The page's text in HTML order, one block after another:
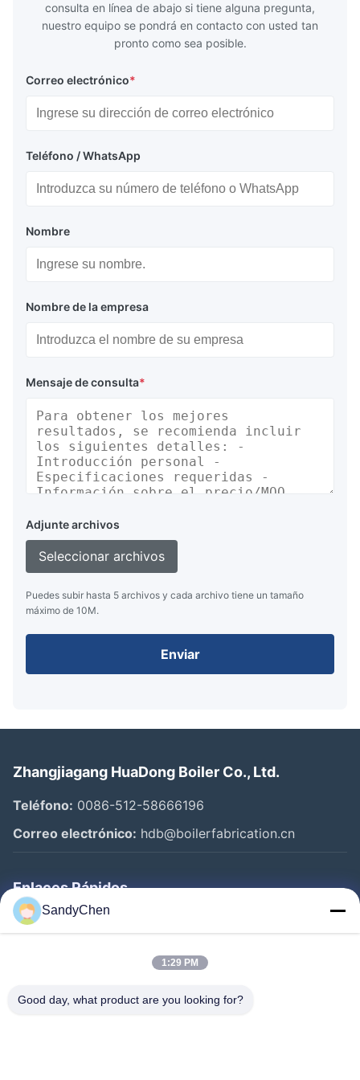
consulta en línea de abajo si tiene alguna pregunta,
nuestro equipo se pondrá en contacto con usted tan
pronto como sea posible.
Correo electrónico*
Teléfono / WhatsApp
Nombre
Nombre de la empresa
Mensaje de consulta*
Adjunte archivos
Seleccionar archivos
Puedes subir hasta 5 archivos y cada archivo tiene un tamaño
máximo de 10M.
Enviar
Zhangjiagang HuaDong Boiler Co., Ltd.
Teléfono: 0086-512-58666196
Correo electrónico: hdb@boilerfabrication.cn
Enlaces Rápidos
Hogar
Sobre Nosotros
SandyChen
1:29 PM
Good day, what product are you looking for?